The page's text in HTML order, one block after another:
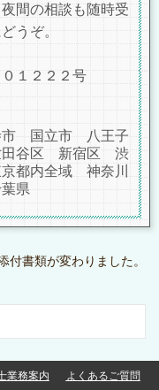
間の相談も随時受
うぞ。
１２２２号
国立市 八王子
谷区 新宿区 渋
都内全域 神奈川
県
付書類が変わりました。
業務案内
よくあるご質問